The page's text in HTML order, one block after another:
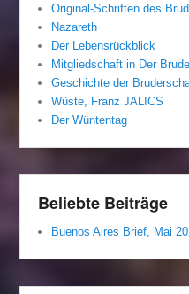
Original-Schriften des
Nazareth
Der Lebensrückblick
Mitgliedschaft in Der
Geschichte der
Wüste, Franz JALICS
Der Wüntentag
Beliebte Beiträge
Buenos Aires Brief, Mai